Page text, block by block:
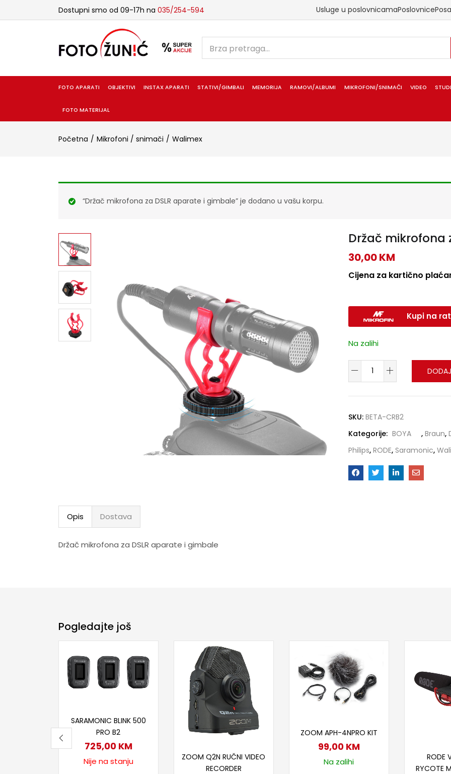
Dostupni smo od 09-17h na 035/254-594 Usluge u poslovnicamaPoslovnice
FOTO APARATI OBJEKTIVI INSTAX APARATI STATIVI/GIMBALI MEMORIJA RAMOVI/ALBUMI MIKROFONI/SNIMAČI VIDEO
FOTO MATERIJAL
Početna Mikrofoni / snimači Walimex
“Držač mikrofona za DSLR aparate i gimbale” je dodano u vašu korpu.
Držač mikrofona
30,00KM
Cijena za kartično
Kupi na
Na zalihi
SKU: BETA-CRB2
Kategorije: BOYA , Braun,
Philips, RODE, Saramonic,
Opis Dostava
Držač mikrofona za DSLR aparate i gimbale
Pogledajte još
SARAMONIC BLINK 500
PRO B2
725,00 KM
Nije na stanju
ZOOM Q2N RUČNI VIDEO
RECORDER
ZOOM APH-4NPRO KIT
99,00 KM
Na zalihi
RODE
RYCOTE